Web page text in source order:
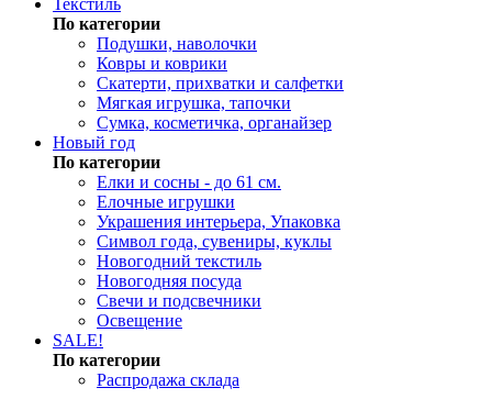
Текстиль
По категории
Подушки, наволочки
Ковры и коврики
Скатерти, прихватки и салфетки
Мягкая игрушка, тапочки
Сумка, косметичка, органайзер
Новый год
По категории
Елки и сосны - до 61 см.
Елочные игрушки
Украшения интерьера, Упаковка
Символ года, сувениры, куклы
Новогодний текстиль
Новогодняя посуда
Свечи и подсвечники
Освещение
SALE!
По категории
Распродажа склада